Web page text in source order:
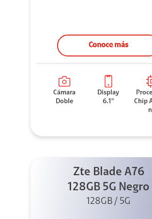
Conoce más
Cámara
Doble
Display
6.1"
Chip
Zte Blade A76
128GB 5G Negro
128GB / 5G